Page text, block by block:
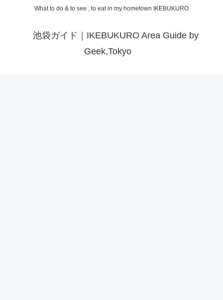
What to do & to see , to eat in my hometown IKEBUKURO
池袋ガイド｜IKEBUKURO Area Guide by
Geek,Tokyo